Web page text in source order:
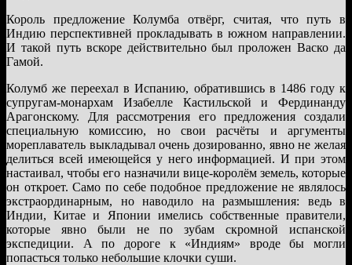
Король предложение Колумба отвёрг, считая, что путь в
Индию перспективней прокладывать в южном направлении.
И такой путь вскоре действительно был проложен Васко да
Гамой.
Колумб же переехал в Испанию, обратившись в 1486 году к
супругам-монархам Изабелле Кастильской и Фердинанду
Арагонскому. Для рассмотрения его предложения создали
специальную комиссию, но свои расчёты и аргументы
мореплаватель выкладывал очень дозированно, явно не желая
делиться всей имеющейся у него информацией. И при этом
настаивал, чтобы его назначили вице-королём земель, которые
он откроет. Само по себе подобное предложение не являлось
экстраординарным, но наводило на размышления: ведь в
Индии, Китае и Японии имелись собственные правители,
которые явно были не по зубам скромной испанской
экспедиции. А по дороге к «Индиям» вроде бы могли
попасться только небольшие клочки суши.